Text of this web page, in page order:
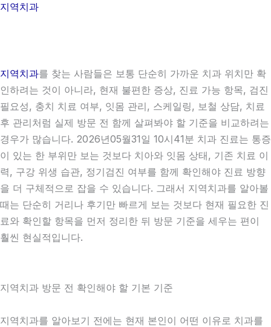
지역치과
지역치과를 찾는 사람들은 보통 단순히 가까운 치과 위치만 확
인하려는 것이 아니라, 현재 불편한 증상, 진료 가능 항목, 검진
필요성, 충치 치료 여부, 잇몸 관리, 스케일링, 보철 상담, 치료
후 관리처럼 실제 방문 전 함께 살펴봐야 할 기준을 비교하려는
경우가 많습니다. 2026년05월31일 10시41분 치과 진료는 통증
이 있는 한 부위만 보는 것보다 치아와 잇몸 상태, 기존 치료 이
력, 구강 위생 습관, 정기검진 여부를 함께 확인해야 진료 방향
을 더 구체적으로 잡을 수 있습니다. 그래서 지역치과를 알아볼
때는 단순히 거리나 후기만 빠르게 보는 것보다 현재 필요한 진
료와 확인할 항목을 먼저 정리한 뒤 방문 기준을 세우는 편이
훨씬 현실적입니다.
지역치과 방문 전 확인해야 할 기본 기준
지역치과를 알아보기 전에는 현재 본인이 어떤 이유로 치과를